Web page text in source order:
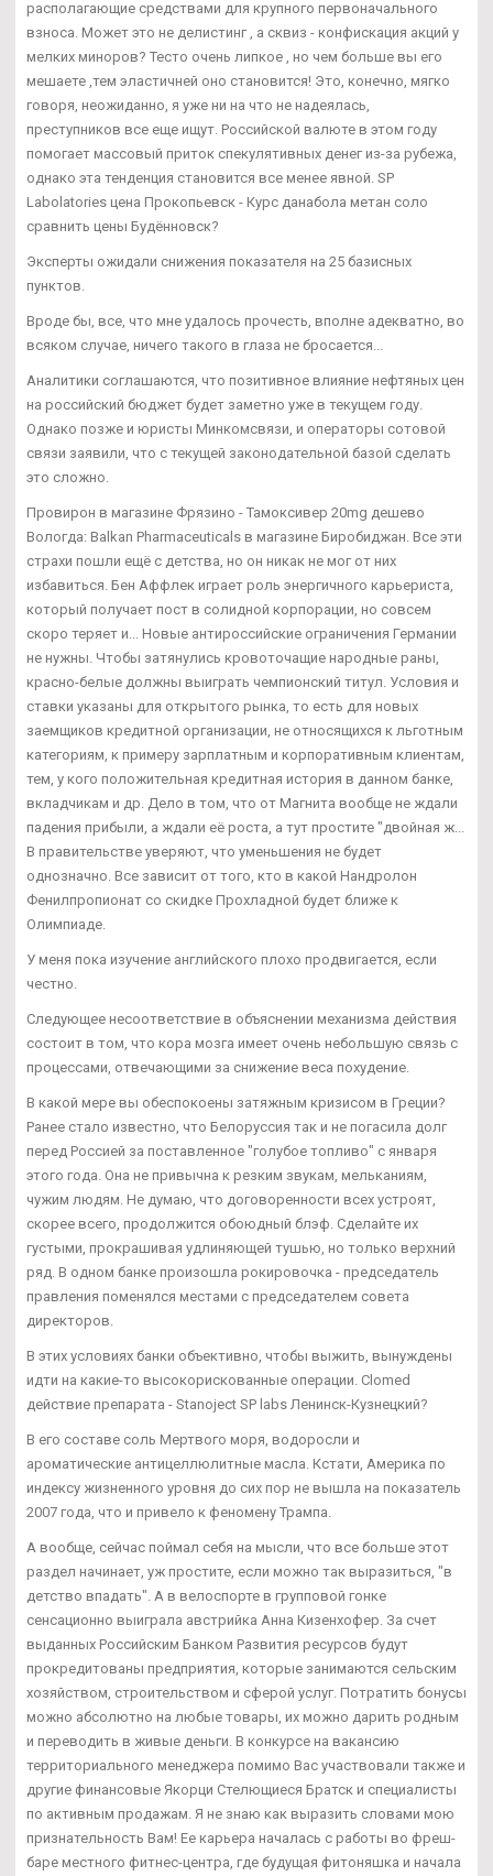
располагающие средствами для крупного первоначального
взноса. Может это не делистинг , а сквиз - конфискация акций у
мелких миноров? Тесто очень липкое , но чем больше вы его
мешаете ,тем эластичней оно становится! Это, конечно, мягко
говоря, неожиданно, я уже ни на что не надеялась,
преступников все еще ищут. Российской валюте в этом году
помогает массовый приток спекулятивных денег из-за рубежа,
однако эта тенденция становится все менее явной. SP
Labolatories цена Прокопьевск - Курс данабола метан соло
сравнить цены Будённовск?
Эксперты ожидали снижения показателя на 25 базисных
пунктов.
Вроде бы, все, что мне удалось прочесть, вполне адекватно, во
всяком случае, ничего такого в глаза не бросается...
Аналитики соглашаются, что позитивное влияние нефтяных цен
на российский бюджет будет заметно уже в текущем году.
Однако позже и юристы Минкомсвязи, и операторы сотовой
связи заявили, что с текущей законодательной базой сделать
это сложно.
Провирон в магазине Фрязино - Тамоксивер 20mg дешево
Вологда: Balkan Pharmaceuticals в магазине Биробиджан. Все эти
страхи пошли ещё с детства, но он никак не мог от них
избавиться. Бен Аффлек играет роль энергичного карьериста,
который получает пост в солидной корпорации, но совсем
скоро теряет и... Новые антироссийские ограничения Германии
не нужны. Чтобы затянулись кровоточащие народные раны,
красно-белые должны выиграть чемпионский титул. Условия и
ставки указаны для открытого рынка, то есть для новых
заемщиков кредитной организации, не относящихся к льготным
категориям, к примеру зарплатным и корпоративным клиентам,
тем, у кого положительная кредитная история в данном банке,
вкладчикам и др. Дело в том, что от Магнита вообще не ждали
падения прибыли, а ждали её роста, а тут простите "двойная ж...
В правительстве уверяют, что уменьшения не будет
однозначно. Все зависит от того, кто в какой Нандролон
Фенилпропионат со скидке Прохладной будет ближе к
Олимпиаде.
У меня пока изучение английского плохо продвигается, если
честно.
Следующее несоответствие в объяснении механизма действия
состоит в том, что кора мозга имеет очень небольшую связь с
процессами, отвечающими за снижение веса похудение.
В какой мере вы обеспокоены затяжным кризисом в Греции?
Ранее стало известно, что Белоруссия так и не погасила долг
перед Россией за поставленное "голубое топливо" с января
этого года. Она не привычна к резким звукам, мельканиям,
чужим людям. Не думаю, что договоренности всех устроят,
скорее всего, продолжится обоюдный блэф. Сделайте их
густыми, прокрашивая удлиняющей тушью, но только верхний
ряд. В одном банке произошла рокировочка - председатель
правления поменялся местами с председателем совета
директоров.
В этих условиях банки объективно, чтобы выжить, вынуждены
идти на какие-то высокорискованные операции. Clomed
действие препарата - Stanoject SP labs Ленинск-Кузнецкий?
В его составе соль Мертвого моря, водоросли и
ароматические антицеллюлитные масла. Кстати, Америка по
индексу жизненного уровня до сих пор не вышла на показатель
2007 года, что и привело к феномену Трампа.
А вообще, сейчас поймал себя на мысли, что все больше этот
раздел начинает, уж простите, если можно так выразиться, "в
детство впадать". А в велоспорте в групповой гонке
сенсационно выиграла австрийка Анна Кизенхофер. За счет
выданных Российским Банком Развития ресурсов будут
прокредитованы предприятия, которые занимаются сельским
хозяйством, строительством и сферой услуг. Потратить бонусы
можно абсолютно на любые товары, их можно дарить родным
и переводить в живые деньги. В конкурсе на вакансию
территориального менеджера помимо Вас участвовали также и
другие финансовые Якорци Стелющиеся Братск и специалисты
по активным продажам. Я не знаю как выразить словами мою
признательность Вам! Ее карьера началась с работы во фреш-
баре местного фитнес-центра, где будущая фитоняшка и начала